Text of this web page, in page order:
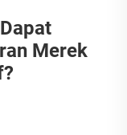
Merek